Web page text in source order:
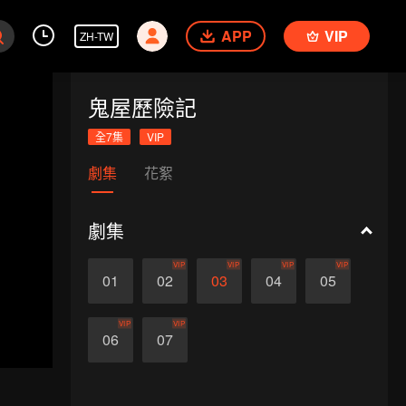
ZH-TW APP VIP
鬼屋歷險記
全7集 VIP
劇集 花絮
劇集
01 02
VIP
03
VIP
04
VIP
05
VIP
06
VIP
07
VIP